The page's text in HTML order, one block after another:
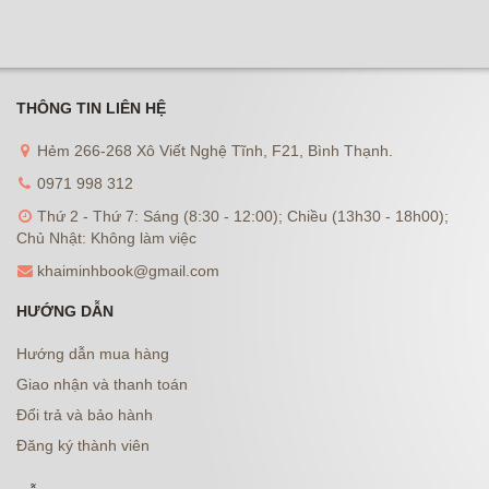
THÔNG TIN LIÊN HỆ
Hẻm 266-268 Xô Viết Nghệ Tĩnh, F21, Bình Thạnh.
0971 998 312
Thứ 2 - Thứ 7: Sáng (8:30 - 12:00); Chiều (13h30 - 18h00);
Chủ Nhật: Không làm việc
khaiminhbook@gmail.com
HƯỚNG DẪN
Hướng dẫn mua hàng
Giao nhận và thanh toán
Đổi trả và bảo hành
Đăng ký thành viên